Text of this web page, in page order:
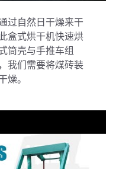
过自然日干燥来干
盒式烘干机快速烘
筒壳与手推车组
我们需要将煤砖装
燥。